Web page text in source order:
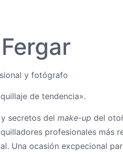
y fotógrafo
de tendencia».
secretos del make-up del
profesionales más
Una ocasión excpecional